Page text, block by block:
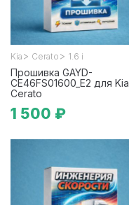
Kia > Cerato > 1.6 i
Прошивка GAYD-
CE46FS01600_E2 для Kia
Cerato
1 500 ₽